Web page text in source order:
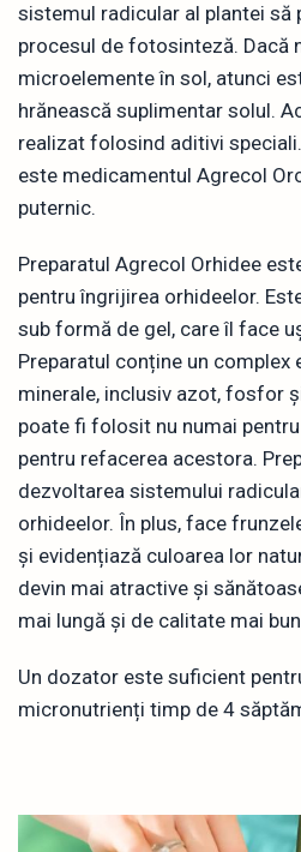
sistemul radicular al plantei să
procesul de fotosinteză. Dacă
microelemente în sol, atunci
hrănească suplimentar solul.
realizat folosind aditivi
este medicamentul Agrecol
puternic.
Preparatul Agrecol Orhidee
pentru îngrijirea orhideelor.
sub formă de gel, care îl face
Preparatul conține un complex
minerale, inclusiv azot, fosfor
poate fi folosit nu numai
pentru refacerea acestora.
dezvoltarea sistemului
orhideelor. În plus, face
și evidențiază culoarea lor
devin mai atractive și
mai lungă și de calitate mai
Un dozator este suficient
micronutrienți timp de 4